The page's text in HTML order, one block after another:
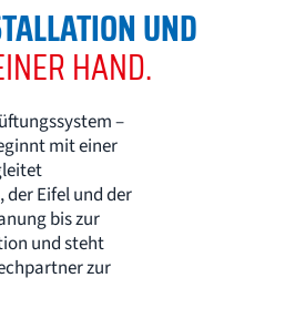
UND
HAND.
–
mit einer
Eifel und der
bis zur
und steht
zur